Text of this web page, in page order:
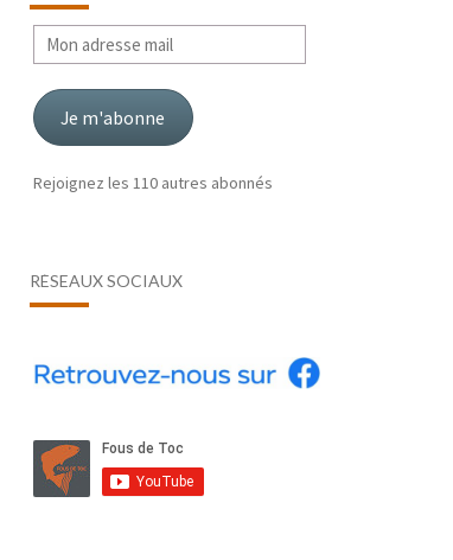
Mon
adresse
mail
Je m'abonne
Rejoignez les 110 autres abonnés
RÉSEAUX SOCIAUX